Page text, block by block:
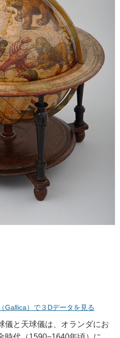
Gallica）で３Dデータを見る
儀と天球儀は、オランダにお